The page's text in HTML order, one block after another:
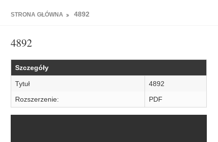
STRONA GŁÓWNA 4892
4892
Szczegóły
Tytuł
4892
Rozszerzenie:
PDF